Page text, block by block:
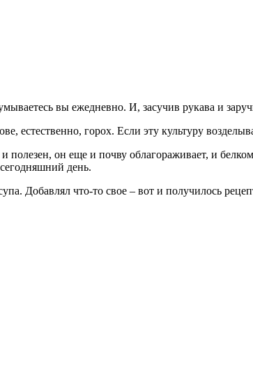
вы ежедневно. И, засучив рукава и
естественно, горох. Если эту культуру
полезен, он еще и почву облагораживает, и
день.
Добавлял что-то свое – вот и получилось